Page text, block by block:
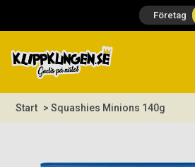
Företag
Start > Squashies Minions 140g